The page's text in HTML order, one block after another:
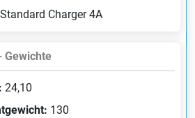
Charger 4A
Gewichte
24,10
130